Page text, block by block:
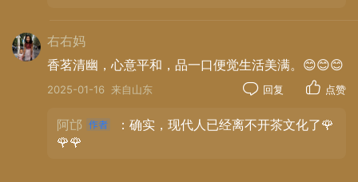
右右妈
香茗清幽，心意平和，品一口便觉生活美满。😊😊😊
2025-01-16 来自山东 回复 点赞
阿邙
：确实，现代人已经离不开茶文化了🌹
🌹🌹